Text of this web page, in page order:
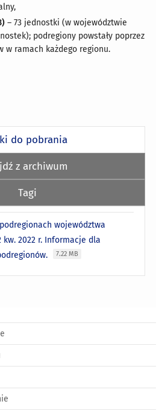
– 73 jednostki (w województwie
podregiony powstały poprzez
w ramach każdego regionu.
do pobrania
z archiwum
Tagi
województwa
kw. 2022 r. Informacje dla
7.22 MB